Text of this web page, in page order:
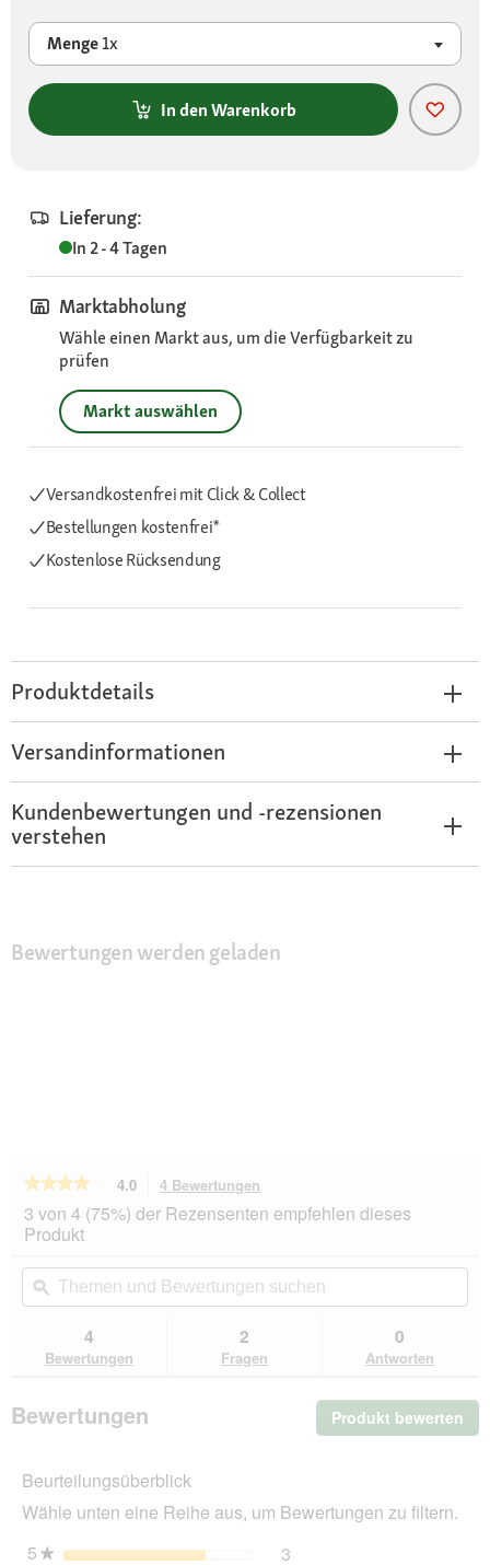
Menge1x
In den Warenkorb
Lieferung:
In 2 - 4 Tagen
Marktabholung
Wähle einen Markt aus, um die Verfügbarkeit zu
prüfen
Markt auswählen
Versandkostenfrei mit Click & Collect
Bestellungen kostenfrei*
Kostenlose Rücksendung
Produktdetails
Versandinformationen
Kundenbewertungen und -rezensionen
verstehen
Bewertungen werden geladen
★★★★★
★★★★★
von
5
lesen
für
Holzturm
Felix
4.0 4 Bewertungen
dieser
Aktion
du
zu
den
3 von 4 (75%) der Rezensenten empfehlen dieses
Produkt
Themen
und
Bewertungen
ϙ
4
Bewertungen
2
Fragen
0
Antworten
Bewertungen Produkt bewerten
Mit
Beurteilungsüberblick
Wähle unten eine Reihe aus, um Bewertungen zu filtern.
5★ Sterne 3